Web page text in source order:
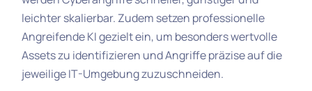
leichter skalierbar. Zudem setzen professionelle
Angreifende KI gezielt ein, um besonders wertvolle
Assets zu identifizieren und Angriffe präzise auf die
jeweilige IT-Umgebung zuzuschneiden.